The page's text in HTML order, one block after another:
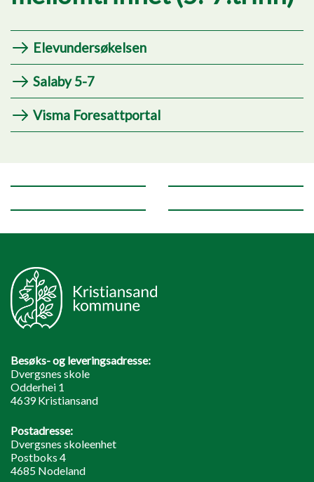
Elevundersøkelsen
Salaby 5-7
Visma Foresattportal
Besøks- og leveringsadresse:
Dvergsnes skole
Odderhei 1
4639 Kristiansand
Postadresse:
Dvergsnes skoleenhet
Postboks 4
4685 Nodeland